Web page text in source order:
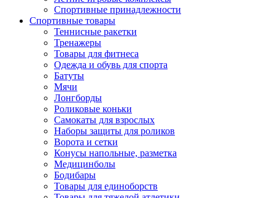
Спортивные принадлежности
Спортивные товары
Теннисные ракетки
Тренажеры
Товары для фитнеса
Одежда и обувь для спорта
Батуты
Мячи
Лонгборды
Роликовые коньки
Самокаты для взрослых
Наборы защиты для роликов
Ворота и сетки
Конусы напольные, разметка
Медицинболы
Бодибары
Товары для единоборств